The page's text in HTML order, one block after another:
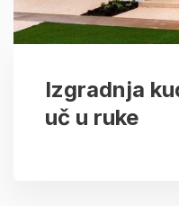
Izgradnja
uč u ruke